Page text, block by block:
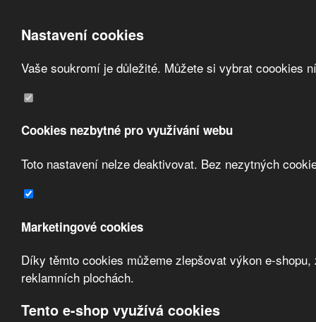
Nastavení cookies
Vaše soukromí je důležité. Můžete si vybrat coookies
Cookies nezbytné pro využívání webu
Toto nastavení nelze deaktivovat. Bez nezytných
Marketingové cookies
Díky těmto cookies můžeme zlepšovat výkon e-
reklamních plochách.
Tento e-shop využívá cookies
Přeskočit na hlavní obsah/Přeskočit na doplňující obsah
Kontakt
Zvolte měnu:
Přihlásit uživatele